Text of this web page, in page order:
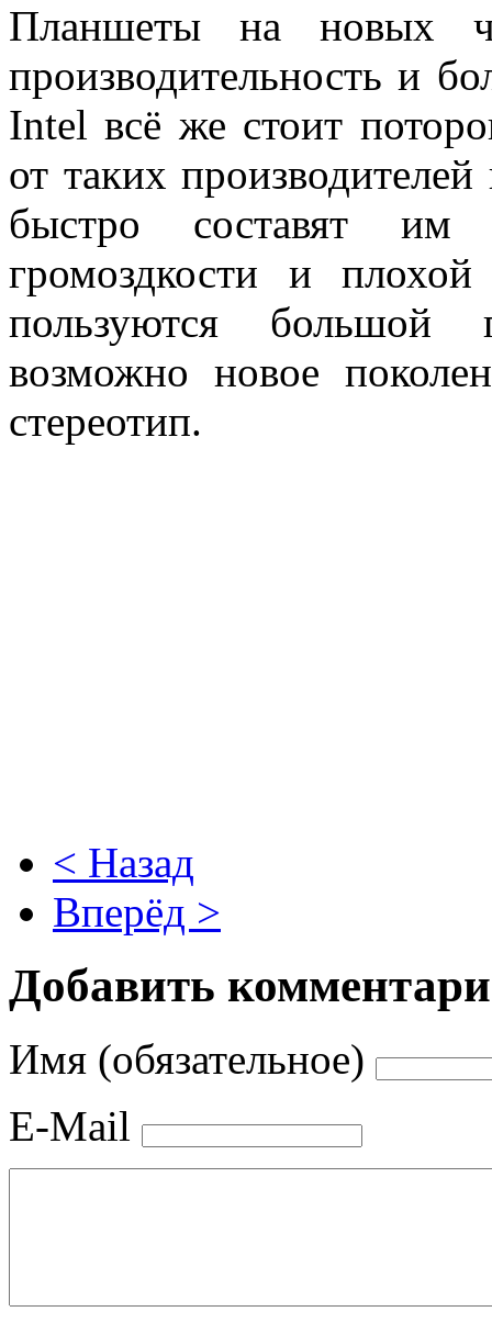
Планшеты на новых
производительность и
Intel всё же стоит
от таких
быстро составят им
громоздкости и
пользуются большой
возможно новое
стереотип.
< Назад
Вперёд >
Добавить
Имя (обязательное)
E-Mail